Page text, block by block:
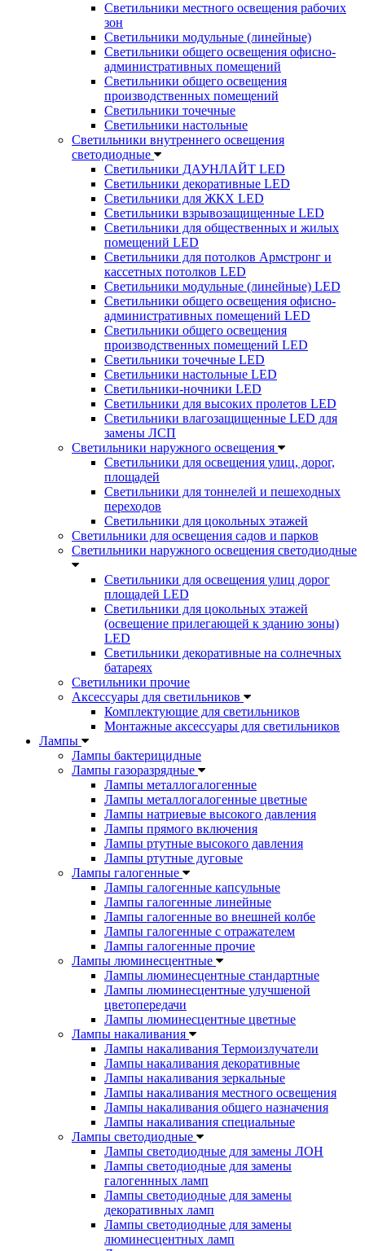
Светильники местного освещения рабочих
зон
Светильники модульные (линейные)
Светильники общего освещения офисно-
административных помещений
Светильники общего освещения
производственных помещений
Светильники точечные
Светильники настольные
Светильники внутреннего освещения
светодиодные
Светильники ДАУНЛАЙТ LED
Светильники декоративные LED
Светильники для ЖКХ LED
Светильники взрывозащищенные LED
Светильники для общественных и жилых
помещений LED
Светильники для потолков Армстронг и
кассетных потолков LED
Светильники модульные (линейные) LED
Светильники общего освещения офисно-
административных помещений LED
Светильники общего освещения
производственных помещений LED
Светильники точечные LED
Светильники настольные LED
Светильники-ночники LED
Светильники для высоких пролетов LED
Светильники влагозащищенные LED для
замены ЛСП
Светильники наружного освещения
Светильники для освещения улиц, дорог,
площадей
Светильники для тоннелей и пешеходных
переходов
Светильники для цокольных этажей
Светильники для освещения садов и парков
Светильники наружного освещения светодиодные
Светильники для освещения улиц дорог
площадей LED
Светильники для цокольных этажей
(освещение прилегающей к зданию зоны)
LED
Светильники декоративные на солнечных
батареях
Светильники прочие
Аксессуары для светильников
Комплектующие для светильников
Монтажные аксессуары для светильников
Лампы
Лампы бактерицидные
Лампы газоразрядные
Лампы металлогалогенные
Лампы металлогалогенные цветные
Лампы натриевые высокого давления
Лампы прямого включения
Лампы ртутные высокого давления
Лампы ртутные дуговые
Лампы галогенные
Лампы галогенные капсульные
Лампы галогенные линейные
Лампы галогенные во внешней колбе
Лампы галогенные с отражателем
Лампы галогенные прочие
Лампы люминесцентные
Лампы люминесцентные стандартные
Лампы люминесцентные улучшеной
цветопередачи
Лампы люминесцентные цветные
Лампы накаливания
Лампы накаливания Термоизлучатели
Лампы накаливания декоративные
Лампы накаливания зеркальные
Лампы накаливания местного освещения
Лампы накаливания общего назначения
Лампы накаливания специальные
Лампы светодиодные
Лампы светодиодные для замены ЛОН
Лампы светодиодные для замены
галогеннных ламп
Лампы светодиодные для замены
декоративных ламп
Лампы светодиодные для замены
люминесцентных ламп